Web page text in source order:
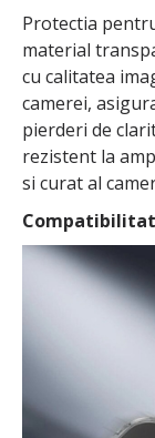
Protectia
material
cu calitatea
camerei,
pierderi de
rezistent la
si curat al